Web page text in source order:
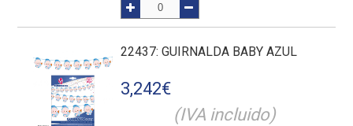
22437: GUIRNALDA BABY AZUL
3,242€
(IVA incluido)